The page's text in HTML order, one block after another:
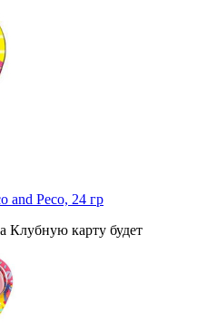
and Peco, 24 гр
Клубную карту будет